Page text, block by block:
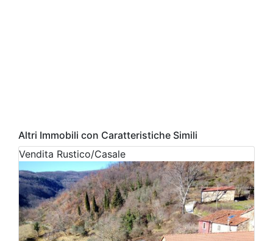
Altri Immobili con Caratteristiche Simili
Vendita Rustico/Casale